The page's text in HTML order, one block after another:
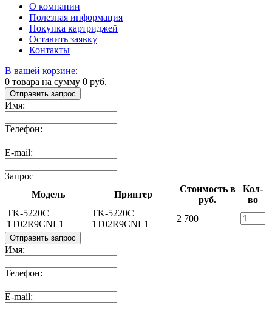
О компании
Полезная информация
Покупка картриджей
Оставить заявку
Контакты
В вашей корзине:
0 товара на сумму 0 руб.
Отправить запрос
Имя:
Телефон:
E-mail:
Запрос
Модель
Принтер
Стоимость в
руб.
Кол-
во
TK-5220C
1T02R9CNL1
TK-5220C
1T02R9CNL1
2 700
Отправить запрос
Имя:
Телефон:
E-mail: